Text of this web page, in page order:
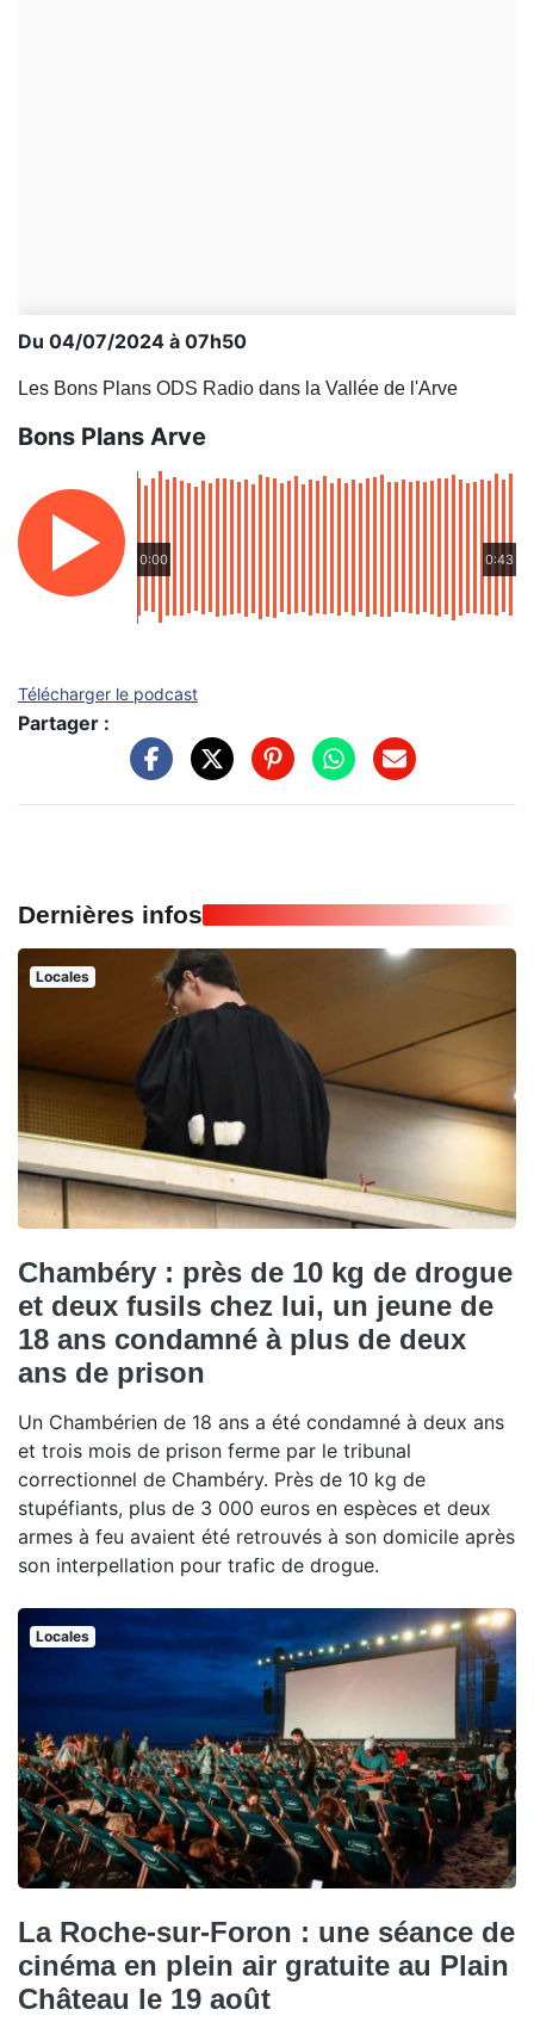
Du 04/07/2024 à 07h50
Les Bons Plans ODS Radio dans la Vallée de l'Arve
Bons Plans Arve
0:00 0:43
Télécharger le podcast
Partager :
Dernières infos
Locales
Chambéry : près de 10 kg de drogue
et deux fusils chez lui, un jeune de
18 ans condamné à plus de deux
ans de prison
Un Chambérien de 18 ans a été condamné à deux ans
et trois mois de prison ferme par le tribunal
correctionnel de Chambéry. Près de 10 kg de
stupéfiants, plus de 3 000 euros en espèces et deux
armes à feu avaient été retrouvés à son domicile après
son interpellation pour trafic de drogue.
Locales
La Roche-sur-Foron : une séance de
cinéma en plein air gratuite au Plain
Château le 19 août